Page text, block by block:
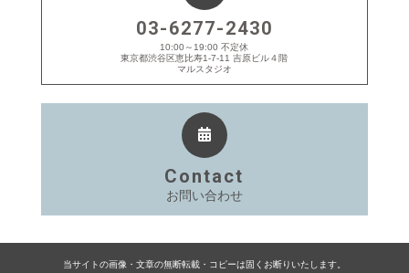
03-6277-2430
10:00～19:00 不定休
東京都渋谷区恵比寿1-7-11 吉原ビル４階
マルスタジオ
Contact
お問い合わせ
当サイトの画像・文章の無断転載・コピーは固くお断りいたします。